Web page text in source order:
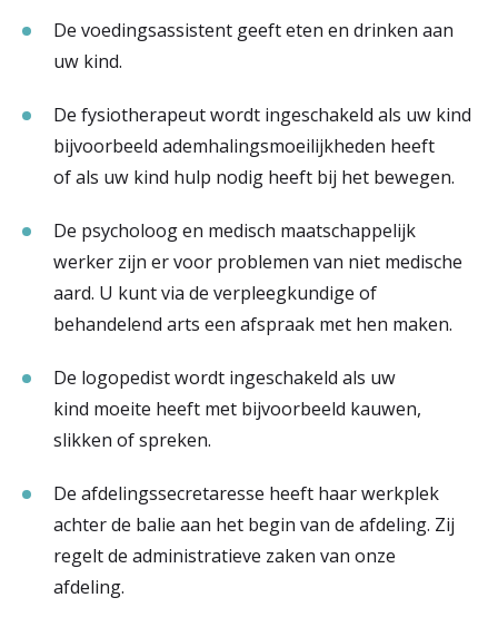
De voedingsassistent geeft eten en drinken aan
uw kind.
De fysiotherapeut wordt ingeschakeld als uw kind
bijvoorbeeld ademhalingsmoeilijkheden heeft
of als uw kind hulp nodig heeft bij het bewegen.
De psycholoog en medisch maatschappelijk
werker zijn er voor problemen van niet medische
aard. U kunt via de verpleegkundige of
behandelend arts een afspraak met hen maken.
De logopedist wordt ingeschakeld als uw
kind moeite heeft met bijvoorbeeld kauwen,
slikken of spreken.
De afdelingssecretaresse heeft haar werkplek
achter de balie aan het begin van de afdeling. Zij
regelt de administratieve zaken van onze
afdeling.